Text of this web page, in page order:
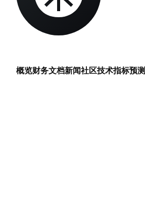
概览财务文档新闻社区技术指标预测